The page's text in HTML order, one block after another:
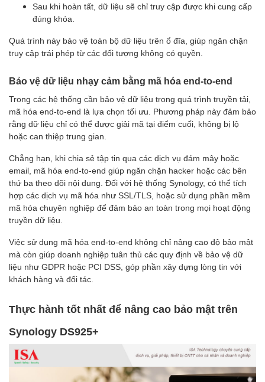
Sau khi hoàn tất, dữ liệu sẽ chỉ truy cập được khi cung cấp
đúng khóa.
Quá trình này bảo vệ toàn bộ dữ liệu trên ổ đĩa, giúp ngăn chặn
truy cập trái phép từ các đối tượng không có quyền.
Bảo vệ dữ liệu nhạy cảm bằng mã hóa end-to-end
Trong các hệ thống cần bảo vệ dữ liệu trong quá trình truyền tải,
mã hóa end-to-end là lựa chọn tối ưu. Phương pháp này đảm bảo
rằng dữ liệu chỉ có thể được giải mã tại điểm cuối, không bị lộ
hoặc can thiệp trung gian.
Chẳng hạn, khi chia sẻ tập tin qua các dịch vụ đám mây hoặc
email, mã hóa end-to-end giúp ngăn chặn hacker hoặc các bên
thứ ba theo dõi nội dung. Đối với hệ thống Synology, có thể tích
hợp các dịch vụ mã hóa như SSL/TLS, hoặc sử dụng phần mềm
mã hóa chuyên nghiệp để đảm bảo an toàn trong mọi hoạt động
truyền dữ liệu.
Việc sử dụng mã hóa end-to-end không chỉ nâng cao độ bảo mật
mà còn giúp doanh nghiệp tuân thủ các quy định về bảo vệ dữ
liệu như GDPR hoặc PCI DSS, góp phần xây dựng lòng tin với
khách hàng và đối tác.
Thực hành tốt nhất để nâng cao bảo mật trên
Synology DS925+